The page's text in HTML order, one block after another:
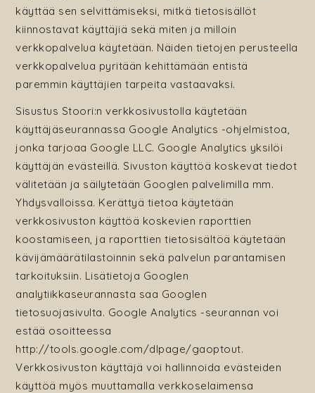
käyttää sen selvittämiseksi, mitkä tietosisällöt
kiinnostavat käyttäjiä sekä miten ja milloin
verkkopalvelua käytetään. Näiden tietojen perusteella
verkkopalvelua pyritään kehittämään entistä
paremmin käyttäjien tarpeita vastaavaksi.
Sisustus Stoori:n verkkosivustolla käytetään
käyttäjäseurannassa Google Analytics -ohjelmistoa,
jonka tarjoaa Google LLC. Google Analytics yksilöi
käyttäjän evästeillä. Sivuston käyttöä koskevat tiedot
välitetään ja säilytetään Googlen palvelimilla mm.
Yhdysvalloissa. Kerättyä tietoa käytetään
verkkosivuston käyttöä koskevien raporttien
koostamiseen, ja raporttien tietosisältöä käytetään
kävijämäärätilastoinnin sekä palvelun parantamisen
tarkoituksiin. Lisätietoja Googlen
analytiikkaseurannasta saa Googlen
tietosuojasivulta. Google Analytics -seurannan voi
estää osoitteessa
http://tools.google.com/dlpage/gaoptout.
Verkkosivuston käyttäjä voi hallinnoida evästeiden
käyttöä myös muuttamalla verkkoselaimensa